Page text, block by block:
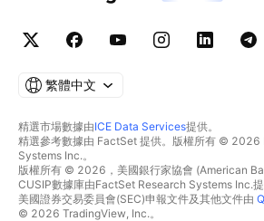
繁體中文
精選市場數據由ICE Data Services提供。
精選參考數據由 FactSet 提供。版權所有 © 2026
Systems Inc.。
版權所有 © 2026，美國銀行家協會 (American
CUSIP數據庫由FactSet Research Systems Inc.提
美國證券交易委員會(SEC)申報文件及其他文件由
© 2026 TradingView, Inc.。